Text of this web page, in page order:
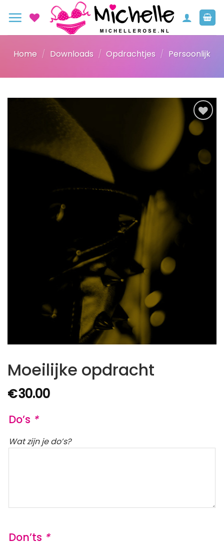
naar
Home / Downloads / Opdrachtjes / Persoonlijk
Moeilijke opdracht
€30.00
Do’s *
Wat zijn je do’s?
Don’ts *